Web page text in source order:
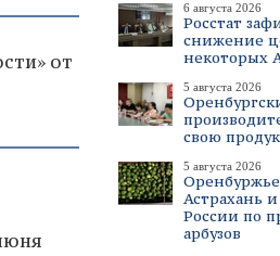
6 августа 2026
Росстат
снижение
некоторых
5 августа 2026
свою
5 августа 2026
Астрахань
России по
арбузов
от